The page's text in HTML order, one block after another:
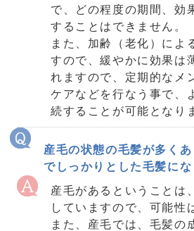
で、どの程度の期間、効
することはできません。
また、加齢（老化）によ
すので、緩やかに効果は
れますので、定期的なメ
ケアなどを行なう事で、
続することが可能となり
産毛の状態の毛髪が多く
でしっかりとした毛髪にな
産毛があるということは
していますので、可能性
また、産毛では、毛髪の